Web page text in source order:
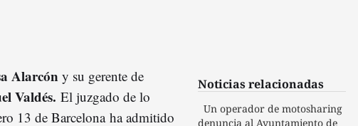
Noticias relacionadas
Un operador de motosharing
denuncia al Ayuntamiento de
Alarcón y su gerente de
Valdés. El juzgado de lo
13 de Barcelona ha admitido